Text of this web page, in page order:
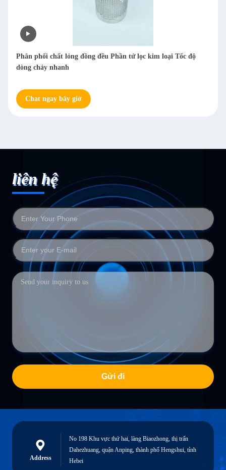
Tác động tối thiểu đến bộ lọc kim loại có độ tinh khiết của
chất lỏng Thân thiện với môi trường & có thể tái chế
Chat ngay bây giờ
liên hệ
Gửi đi
Address
No 198 Khu vực thứ hai, làng Biaozhong, thị trấn
Dahezhuang, quận Anping, thành phố Hengshui, tỉnh
Hebei